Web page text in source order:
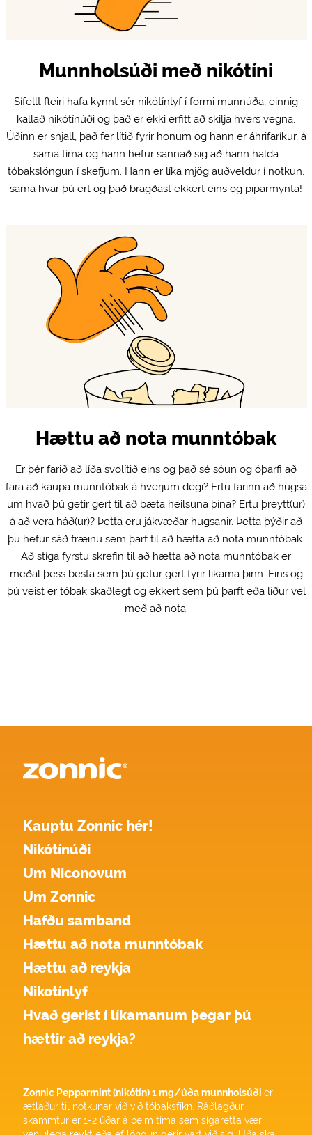
Munnholsúði með nikótíni
Sífellt fleiri hafa kynnt sér nikótínlyf í formi munnúða, einnig
kallað nikótínúði og það er ekki erfitt að skilja hvers vegna.
Úðinn er snjall, það fer lítið fyrir honum og hann er áhrifaríkur, á
sama tíma og hann hefur sannað sig að hann halda
tóbakslöngun í skefjum. Hann er líka mjög auðveldur í notkun,
sama hvar þú ert og það bragðast ekkert eins og piparmynta!
Hættu að nota munntóbak
Er þér farið að líða svolítið eins og það sé sóun og óþarfi að
fara að kaupa munntóbak á hverjum degi? Ertu farinn að hugsa
um hvað þú getir gert til að bæta heilsuna þína? Ertu þreytt(ur)
á að vera háð(ur)? Þetta eru jákvæðar hugsanir. Þetta þýðir að
þú hefur sáð fræinu sem þarf til að hætta að nota munntóbak.
Að stíga fyrstu skrefin til að hætta að nota munntóbak er
meðal þess besta sem þú getur gert fyrir líkama þinn. Eins og
þú veist er tóbak skaðlegt og ekkert sem þú þarft eða líður vel
með að nota.
Kauptu Zonnic hér!
Nikótínúði
Um Niconovum
Um Zonnic
Hafðu samband
Hættu að nota munntóbak
Hættu að reykja
Nikotínlyf
Hvað gerist í líkamanum þegar þú
hættir að reykja?
Zonnic Pepparmint (nikótín) 1 mg/úða munnholsúði er
ætlaður til notkunar við við tóbaksfíkn. Ráðlagður
skammtur er 1-2 úðar á þeim tíma sem sígaretta væri